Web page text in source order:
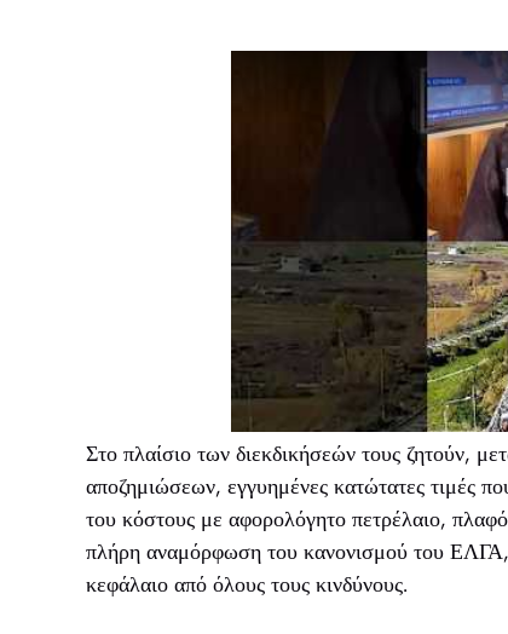
Στο πλαίσιο των διεκδικήσεών τους ζητούν,
αποζημιώσεων, εγγυημένες κατώτατες τιμές
του κόστους με αφορολόγητο πετρέλαιο,
πλήρη αναμόρφωση του κανονισμού του
κεφάλαιο από όλους τους κινδύνους.